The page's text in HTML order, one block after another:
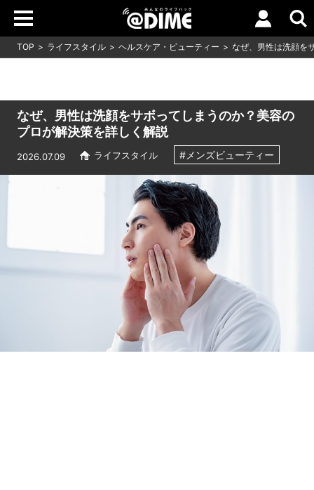
TOP ライフスタイル ヘルスケア・ビューティー なぜ、男性は洗顔を
なぜ、男性は洗顔をサボってしまうのか？美容の
プロが解決策を詳しく解説
2026.07.09 ライフスタイル #メンズビューティー